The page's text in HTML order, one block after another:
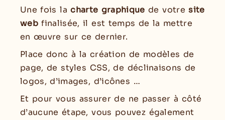
Une fois lacharte graphique de votresite
webfinalisée, il est temps de la mettre
en œuvre sur ce dernier.
Place donc à la création de modèles de
page, de styles CSS, de déclinaisons de
logos, d’images, d’icônes …
Et pour vous assurer de ne passer à côté
d’aucune étape, vous pouvez également